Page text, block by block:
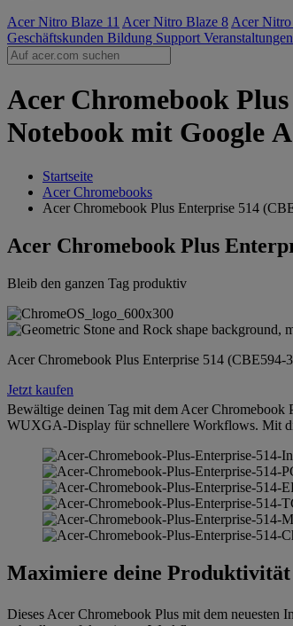
Acer Nitro Blaze 11 Acer Nitro Blaze 8 Acer
Geschäftskunden Bildung Support Veranstaltungen
Acer Chromebook
Notebook mit Google
Startseite
Acer Chromebooks
Acer Chromebook Plus Enterprise 514
Acer Chromebook Plus
Bleib den ganzen Tag produktiv
Acer Chromebook Plus Enterprise 514 (CBE594-
Jetzt kaufen
Bewältige deinen Tag mit dem Acer
WUXGA-Display für schnellere Workflows. Mit
Maximiere deine Produktivität
Dieses Acer Chromebook Plus mit dem neuesten